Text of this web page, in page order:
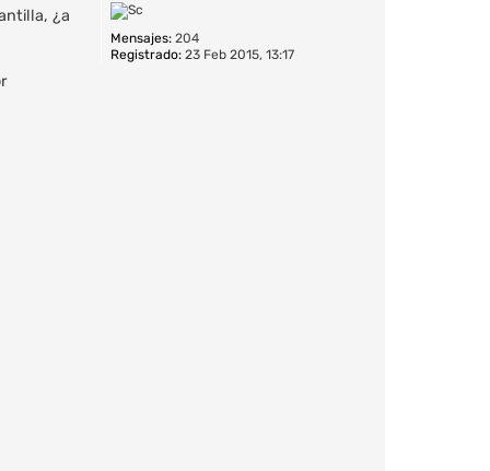
Mensajes: 204
Registrado:23 Feb 2015, 13:17
¿a